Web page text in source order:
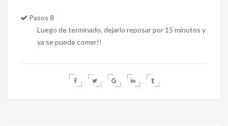
Pasos 8
Luego de terminado, dejarlo reposar por 15 minutos y
ya se puede comer!!